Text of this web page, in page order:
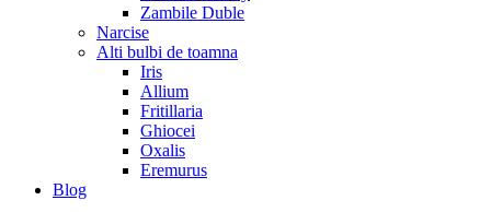
Zambile Duble
Narcise
Alti bulbi de toamna
Iris
Allium
Fritillaria
Ghiocei
Oxalis
Eremurus
Blog